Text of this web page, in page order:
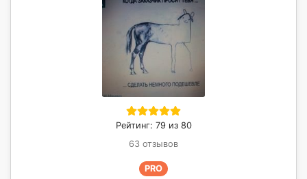
Рейтинг: 79 из 80
63 отзывов
PRO